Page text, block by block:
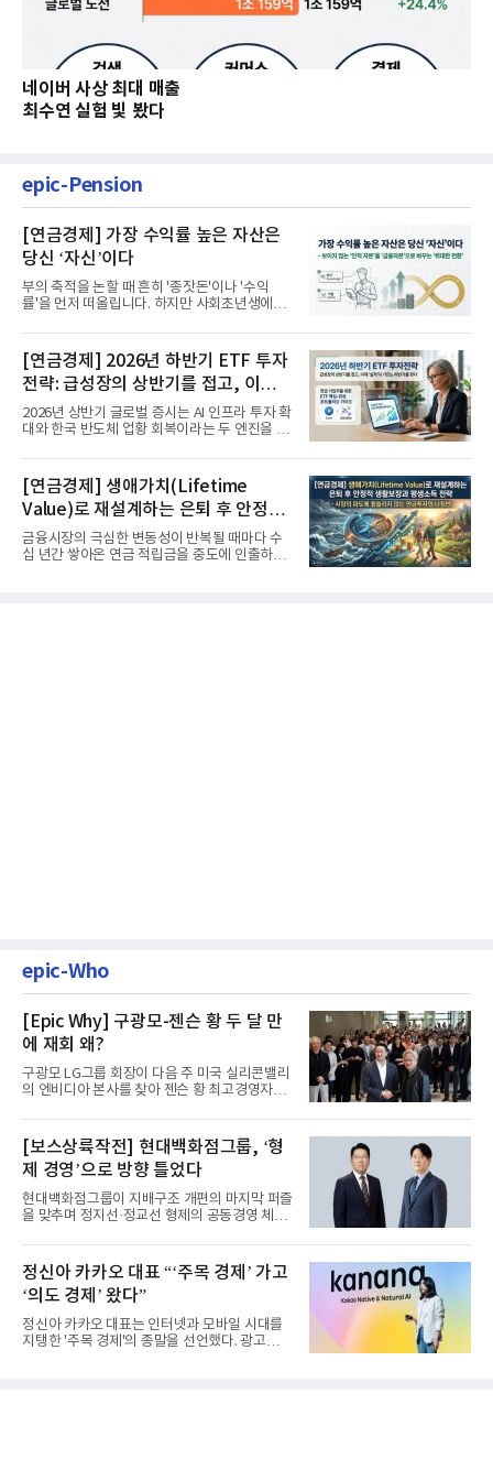
네이버 사상 최대 매출
최수연 실험 빛 봤다
epic-Pension
[연금경제] 가장 수익률 높은 자산은
당신 ‘자신’이다
부의 축적을 논할 때 흔히 '종잣돈'이나 '수익
률'을 먼저 떠올립니다. 하지만 사회초년생에게
[연금경제] 2026년 하반기 ETF 투자
전략: 급성장의 상반기를 접고, 이제
'실적'이 가르는 하반기를 맞다
2026년 상반기 글로벌 증시는 AI 인프라 투자 확
대와 한국 반도체 업황 회복이라는 두 엔진을 달
[연금경제] 생애가치(Lifetime
Value)로 재설계하는 은퇴 후 안정적
생활보장과 평생소득 전략
금융시장의 극심한 변동성이 반복될 때마다 수
십 년간 쌓아온 연금 적립금을 중도에 인출하거
epic-Who
[Epic Why] 구광모-젠슨 황 두 달 만
에 재회 왜?
구광모 LG그룹 회장이 다음 주 미국 실리콘밸리
의 엔비디아 본사를 찾아 젠슨 황 최고경영자
[보스상륙작전] 현대백화점그룹, ‘형
제 경영’으로 방향 틀었다
현대백화점그룹이 지배구조 개편의 마지막 퍼즐
을 맞추며 정지선·정교선 형제의 공동경영 체제
정신아 카카오 대표 “‘주목 경제’ 가고
‘의도 경제’ 왔다”
정신아 카카오 대표는 인터넷과 모바일 시대를
지탱한 '주목 경제'의 종말을 선언했다. 광고를